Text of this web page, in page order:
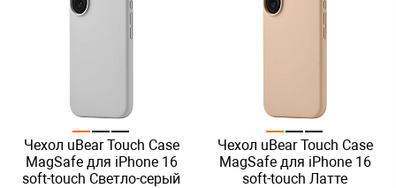
Чехол uBear Touch Case
MagSafe для iPhone 16
soft-touch Светло-серый
Чехол uBear Touch Case
MagSafe для iPhone 16
soft-touch Латте